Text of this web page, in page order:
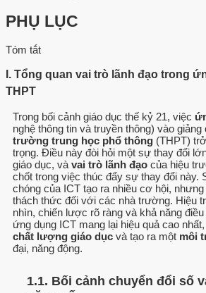
PHỤ LỤC
Tóm tắt
I. Tổng quan vai trò lãnh đạo trong
THPT
Trong bối cảnh giáo dục thế kỷ 21, việc
nghệ thông tin và truyền thông) vào
trường trung học phổ thông (THPT)
trọng. Điều này đòi hỏi một sự thay đổi
giáo dục, và vai trò lãnh đạo của hiệu
chốt trong việc thúc đẩy sự thay đổi này.
chóng của ICT tạo ra nhiều cơ hội,
thách thức đối với các nhà trường. Hiệu
nhìn, chiến lược rõ ràng và khả năng
ứng dụng ICT mang lại hiệu quả cao
chất lượng giáo dục và tạo ra một môi
đại, năng động.
1.1. Bối cảnh chuyển đổi số